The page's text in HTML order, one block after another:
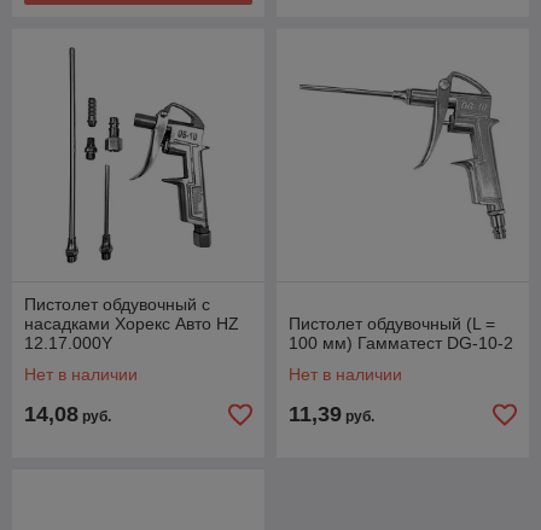
Пистолет обдувочный с
насадками Хорекс Авто HZ
12.17.000Y
Нет в наличии
14,08 руб.
Пистолет обдувочный (L =
100 мм) Гамматест DG-10-2
Нет в наличии
11,39 руб.